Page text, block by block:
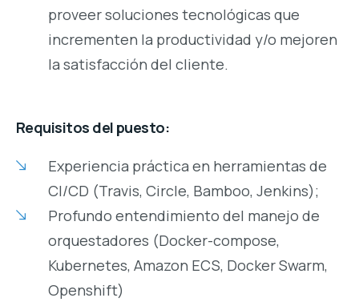
proveer soluciones tecnológicas que
incrementen la productividad y/o mejoren
la satisfacción del cliente.
Requisitos del puesto:
Experiencia práctica en herramientas de
CI/CD (Travis, Circle, Bamboo, Jenkins);
Profundo entendimiento del manejo de
orquestadores (Docker-compose,
Kubernetes, Amazon ECS, Docker Swarm,
Openshift)